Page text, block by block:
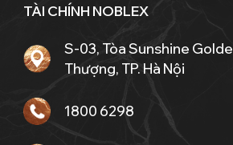
TÀI CHÍNH NOBLEX
S-03, Tòa Sunshine
Thượng, TP. Hà Nội
1800 6298